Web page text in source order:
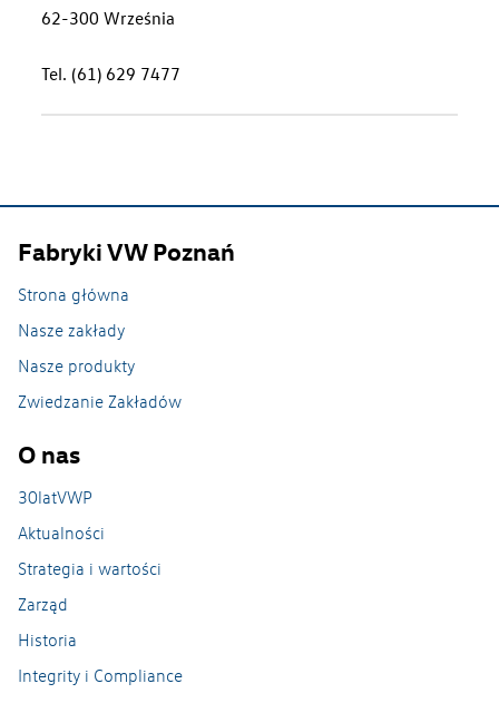
62-300 Września
Tel. (61) 629 7477
Fabryki VW Poznań
Strona główna
Nasze zakłady
Nasze produkty
Zwiedzanie Zakładów
O nas
30latVWP
Aktualności
Strategia i wartości
Zarząd
Historia
Integrity i Compliance